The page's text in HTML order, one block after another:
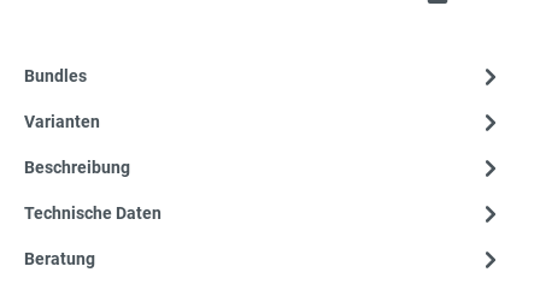
Bundles
Varianten
Beschreibung
Technische Daten
Beratung